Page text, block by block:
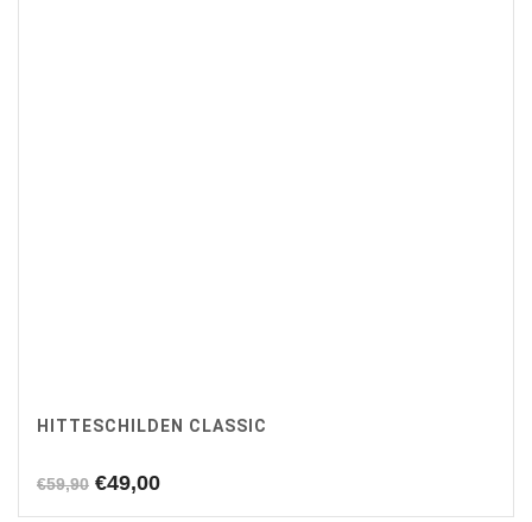
HITTESCHILDEN CLASSIC
€59,90 Oorspronkelijke
€49,00Huidige